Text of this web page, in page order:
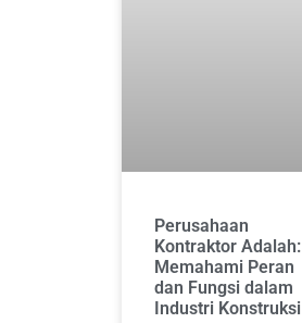
Perusahaan
Kontraktor Adalah:
Memahami Peran
dan Fungsi dalam
Industri Konstruksi